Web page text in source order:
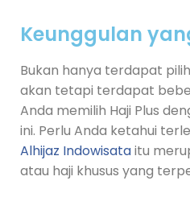
Keunggulan
Bukan hanya terdapat
akan tetapi terdapat
Anda memilih Haji Plus
ini. Perlu Anda ketahui
Alhijaz Indowisataitu
atau haji khusus yang